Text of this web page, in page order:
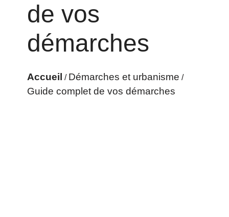
de vos
démarches
Accueil / Démarches et urbanisme /
Guide complet de vos démarches